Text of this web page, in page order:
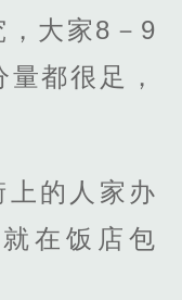
，大家8－9
都很足，
的人家办
在饭店包